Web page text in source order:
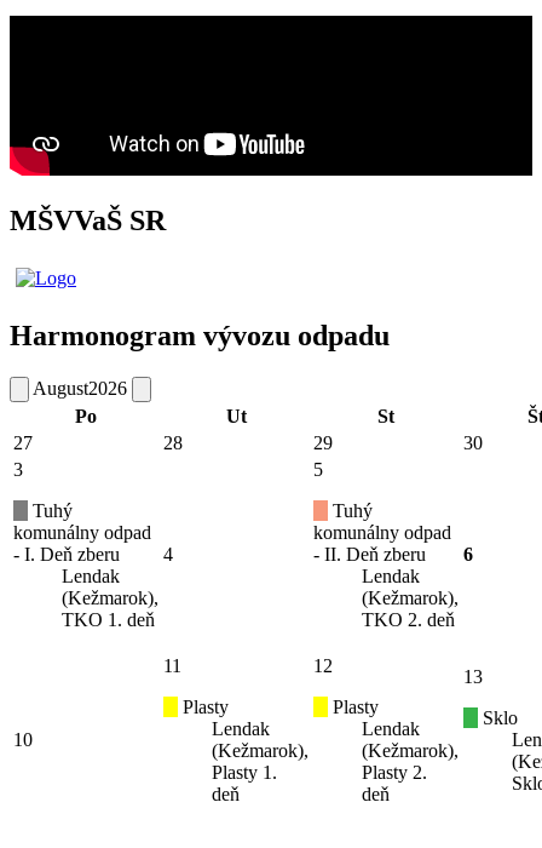
MŠVVaŠ SR
Harmonogram vývozu odpadu
August2026
Po
Ut St
27
28 29
30
3
Tuhý
komunálny odpad
- I. Deň zberu
Lendak
(Kežmarok),
TKO 1. deň
4
5
Tuhý
komunálny odpad
- II. Deň zberu
Lendak
(Kežmarok),
TKO 2. deň
6
10
11
Plasty
Lendak
(Kežmarok),
Plasty 1.
deň
12
Plasty
Lendak
(Kežmarok),
Plasty 2.
deň
13
Sklo